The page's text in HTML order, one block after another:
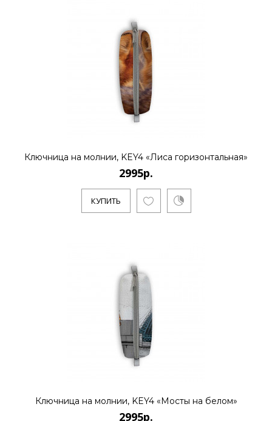
КУПИТЬ
Ключница на молнии, KEY4 «Лиса горизонтальная»
2995р.
КУПИТЬ
Ключница на молнии, KEY4 «Мосты на белом»
2995р.